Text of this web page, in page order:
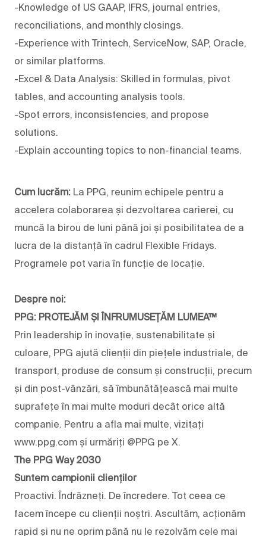
-Knowledge of US GAAP, IFRS, journal entries,
reconciliations, and monthly closings.
-Experience with Trintech, ServiceNow, SAP, Oracle,
or similar platforms.
-Excel & Data Analysis: Skilled in formulas, pivot
tables, and accounting analysis tools.
-Spot errors, inconsistencies, and propose
solutions.
-Explain accounting topics to non-financial teams.
Cum lucrăm: La PPG, reunim echipele pentru a
accelera colaborarea și dezvoltarea carierei, cu
muncă la birou de luni până joi și posibilitatea de a
lucra de la distanță în cadrul Flexible Fridays.
Programele pot varia în funcție de locație.
Despre noi:
PPG: PROTEJĂM ȘI ÎNFRUMUSEȚĂM LUMEA™
Prin leadership în inovație, sustenabilitate și
culoare, PPG ajută clienții din piețele industriale, de
transport, produse de consum și construcții, precum
și din post-vânzări, să îmbunătățească mai multe
suprafețe în mai multe moduri decât orice altă
companie. Pentru a afla mai multe, vizitați
www.ppg.com și urmăriți @PPG pe X.
The PPG Way 2030
Suntem campionii clienților
Proactivi. Îndrăzneți. De încredere. Tot ceea ce
facem începe cu clienții noștri. Ascultăm, acționăm
rapid și nu ne oprim până nu le rezolvăm cele mai